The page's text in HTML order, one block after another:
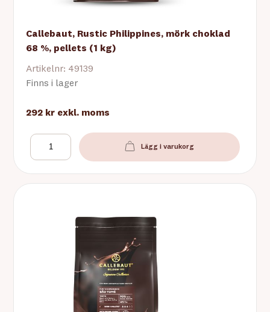
Callebaut, Rustic Philippines, mörk choklad
68 %, pellets (1 kg)
Artikelnr: 49139
Finns i lager
292 kr exkl. moms
Lägg i varukorg